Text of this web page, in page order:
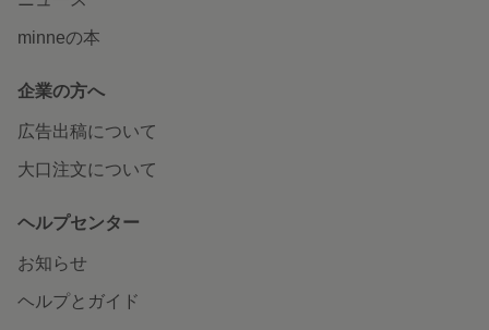
minneの本
企業の方へ
広告出稿について
大口注文について
ヘルプセンター
お知らせ
ヘルプとガイド